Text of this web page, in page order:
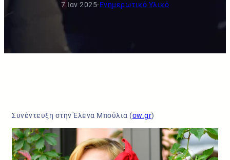
7 Ιαν 2025·Ενημερωτικό Υλικό
Συνέντευξη στην Έλενα Μπούλια (ow.gr)